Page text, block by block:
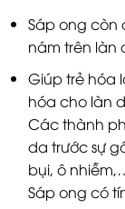
Sáp ong còn
nám trên làn
Giúp trẻ hóa
hóa cho làn
Các thành
da trước sự
bụi, ô
Sáp ong có